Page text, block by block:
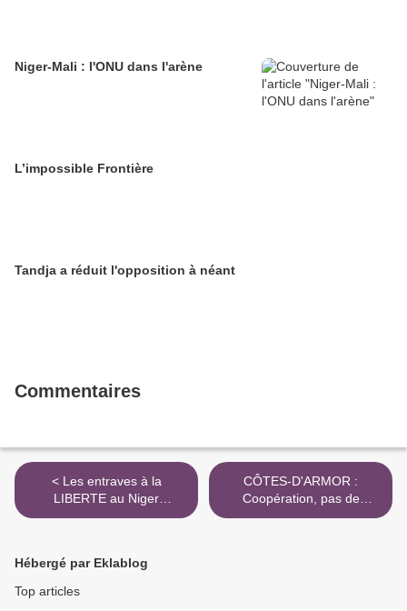
Niger-Mali : l'ONU dans l'arène
L’impossible Frontière
Tandja a réduit l'opposition à néant
Commentaires
< Les entraves à la
LIBERTE au Niger
conduisent au retrait de la
concertation ITIE
CÔTES-D'ARMOR :
Coopération, pas de
vacances pour l'inspecteur
Hébergé par Eklablog
Top articles